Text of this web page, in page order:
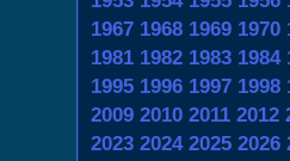
1967 1968 1969 1970
1981 1982 1983 1984
1995 1996 1997 1998
2009 2010 2011 2012
2023 2024 2025 2026